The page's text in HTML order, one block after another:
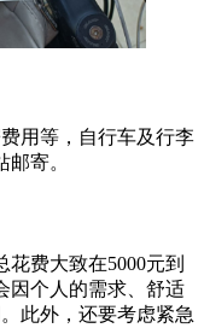
用等，自行车及行李
寄。
费大致在5000元到
因个人的需求、舒适
此外，还要考虑紧急